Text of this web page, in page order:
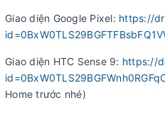
Giao diện Google Pixel: https://
Giao diện HTC Sense 9: https://
Home trước nhé)